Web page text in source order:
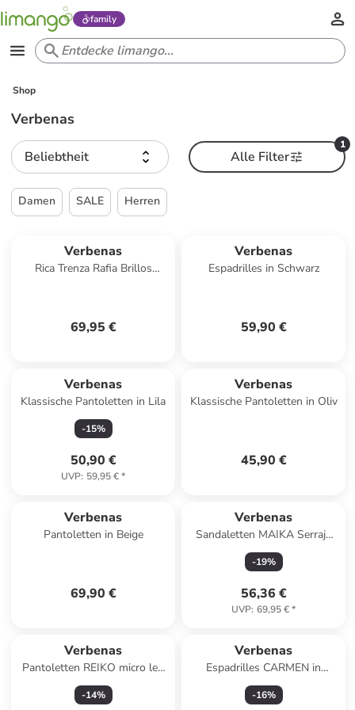
family
Shop
Verbenas
Beliebtheit
1
Alle Filter
Damen SALE Herren
Verbenas
Rica Trenza Rafia Brillos
69,95 €
Verbenas
Espadrilles in Schwarz
59,90 €
Verbenas
Klassische Pantoletten in Lila
-15%
50,90 €
UVP: 59,95 €*
Verbenas
Klassische Pantoletten in Oliv
45,90 €
Verbenas
Pantoletten in Beige
69,90 €
Verbenas
Sandaletten MAIKA Serraje
tan in natur
-19%
56,36 €
UVP: 69,95 €*
Verbenas
Pantoletten REIKO micro leo
nat in bunt
-14%
Verbenas
Espadrilles CARMEN in
schwarz
-16%